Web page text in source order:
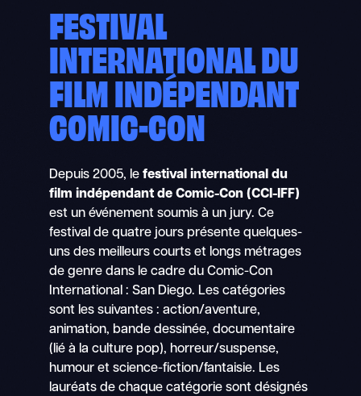
FESTIVAL
INTERNATIONAL DU
FILM INDÉPENDANT
COMIC-CON
Depuis 2005, lefestival international du
film indépendant de Comic-Con (CCI-IFF)
est un événement soumis à un jury. Ce
festival de quatre jours présente quelques-
uns des meilleurs courts et longs métrages
de genre dans le cadre du Comic-Con
International : San Diego. Les catégories
sont les suivantes : action/aventure,
animation, bande dessinée, documentaire
(lié à la culture pop), horreur/suspense,
humour et science-fiction/fantaisie. Les
lauréats de chaque catégorie sont désignés